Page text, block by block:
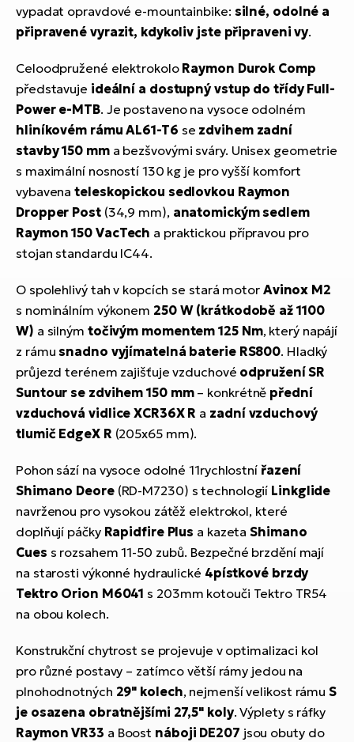
vypadat opravdové e-mountainbike: silné, odolné a
připravené vyrazit, kdykoliv jste připraveni vy.
Celoodpružené elektrokolo Raymon Durok Comp
představuje ideální a dostupný vstup do třídy Full-
Power e-MTB. Je postaveno na vysoce odolném
hliníkovém rámu AL61-T6 se zdvihem zadní
stavby 150 mma bezšvovými sváry. Unisex geometrie
s maximální nosností 130 kg je pro vyšší komfort
vybavenateleskopickou sedlovkou Raymon
Dropper Post(34,9 mm), anatomickým sedlem
Raymon 150 VacTech a praktickou přípravou pro
stojan standardu IC44.
O spolehlivý tah v kopcích se stará motor Avinox M2
s nominálním výkonem 250 W (krátkodobě až 1100
W) a silným točivým momentem 125 Nm, který napájí
z rámusnadno vyjímatelná baterie RS800. Hladký
průjezd terénem zajišťuje vzduchové odpružení SR
Suntour se zdvihem 150 mm– konkrétně přední
vzduchová vidlice XCR36X R a zadní vzduchový
tlumič EdgeX R (205x65 mm).
Pohon sází na vysoce odolné 11rychlostní řazení
Shimano Deore(RD-M7230) s technologií Linkglide
navrženou pro vysokou zátěž elektrokol, které
doplňují páčky Rapidfire Plus a kazetaShimano
Cues s rozsahem 11-50 zubů. Bezpečné brzdění mají
na starosti výkonné hydraulické 4pístkové brzdy
Tektro Orion M6041 s 203mm kotouči Tektro TR54
na obou kolech.
Konstrukční chytrost se projevuje v optimalizaci kol
pro různé postavy – zatímco větší rámy jedou na
plnohodnotných 29" kolech, nejmenší velikost rámuS
je osazena obratnějšími 27,5" koly. Výplety s ráfky
Raymon VR33 a Boost náboji DE207 jsou obuty do